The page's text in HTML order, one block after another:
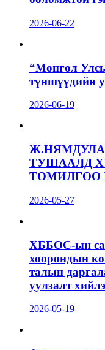
2026-06-22
“Монгол
түншүүдийн
2026-06-19
ТУШААЛД
ТОМИЛГОО
2026-05-27
ХББОС-ын
хоорондын
талын
уулзалт
2026-05-19